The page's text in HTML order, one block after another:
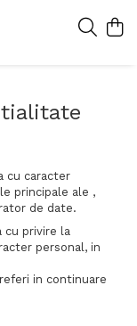
cu caracter
principale ale ,
de date.
cu privire la
personal, in
in continuare